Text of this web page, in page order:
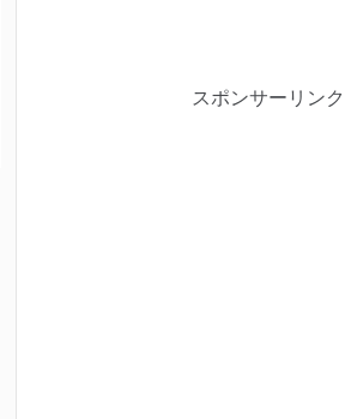
スポンサーリンク